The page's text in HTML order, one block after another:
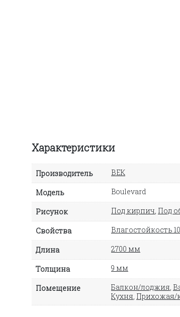
Характеристики
Производитель ВЕК
Модель Boulevard
Рисунок Под кирпич, Под
Свойства Влагостойкость
Длина 2700 мм
Толщина 9 мм
Помещение Балкон/лоджия,
Кухня, Прихожая/